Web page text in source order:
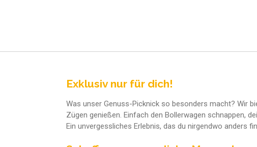
Exklusiv nur für dich!
Was unser Genuss-Picknick so besonders macht? Wir
Zügen genießen. Einfach den Bollerwagen schnappen,
Ein unvergessliches Erlebnis, das du nirgendwo anders